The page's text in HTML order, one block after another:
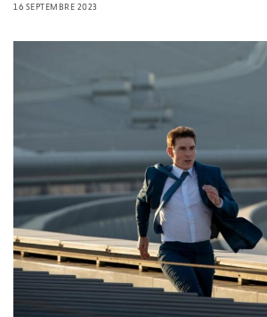
16 SEPTEMBRE 2023